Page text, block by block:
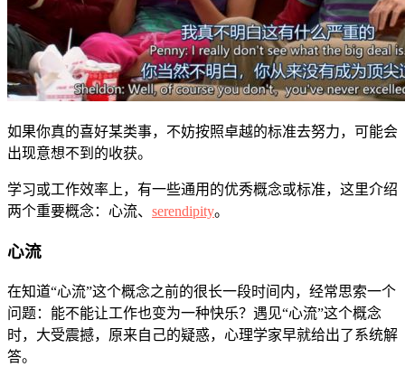
如果你真的喜好某类事，不妨按照卓越的标准去努力，可能会
出现意想不到的收获。
学习或工作效率上，有一些通用的优秀概念或标准，这里介绍
两个重要概念：心流、 serendipity。
心流
在知道“心流”这个概念之前的很长一段时间内，经常思索一个
问题：能不能让工作也变为一种快乐？遇见“心流”这个概念
时，大受震撼，原来自己的疑惑，心理学家早就给出了系统解
答。